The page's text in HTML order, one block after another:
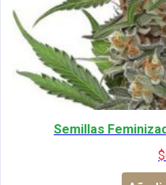
Semillas
$